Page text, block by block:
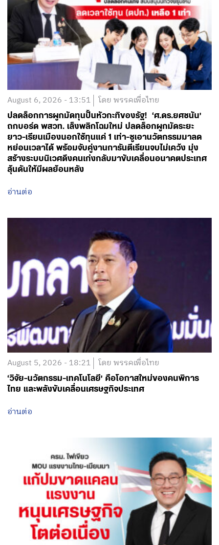
August 6, 2026 - 13:51 โดย พรรคเพื่อไทย
ปลดล็อกการผูกมัดทุนปั้นหัวกะทิของรัฐ! ‘ศ.ดร.ยศชนัน’
ถกบอร์ด พสวท. เล็งพลิกโฉมใหม่ ปลดล็อกผูกมัดระยะ
ยาว-เรียนเมืองนอกใช้ทุนแค่ 1 เท่า-ชูเอานวัตกรรมมาลด
หย่อนเวลาได้ พร้อมจับคู่งานการันตีเรียนจบไม่เคว้ง มุ่ง
สร้างระบบนิเวศดึงคนเก่งกลับมาขับเคลื่อนอนาคตประเทศ
ลุ้นดันให้มีผลย้อนหลัง
อ่านต่อ
August 5, 2026 - 18:21 โดย พรรคเพื่อไทย
‘วิจัย-นวัตกรรม-เทคโนโลยี’ คือโอกาสใหม่ของคนพิการ
ไทย และพลังขับเคลื่อนเศรษฐกิจประเทศ
อ่านต่อ